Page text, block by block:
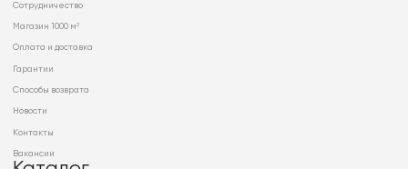
Сотрудничество
Магазин 1000 м²
Оплата и доставка
Гарантии
Способы возврата
Новости
Контакты
Вакансии